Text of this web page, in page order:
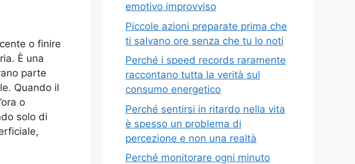
o finire
È una
parte
Quando il
o
solo di
emotivo improvviso
Piccole azioni preparate prima che
ti salvano ore senza che tu lo noti
Perché i speed records raramente
raccontano tutta la verità sul
consumo energetico
Perché sentirsi in ritardo nella vita
è spesso un problema di
percezione e non una realtà
Perché monitorare ogni minuto